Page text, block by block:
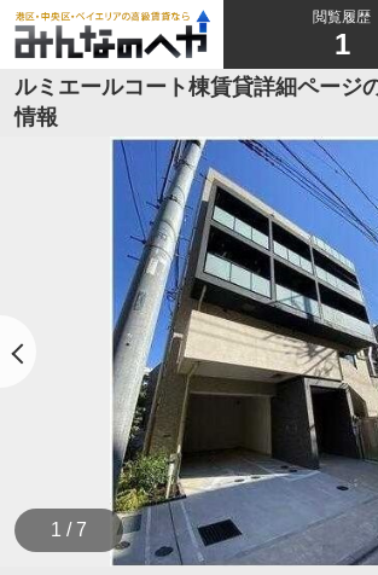
閲覧履歴
1
ルミエールコート棟賃貸詳細ページ
情報
1 / 7